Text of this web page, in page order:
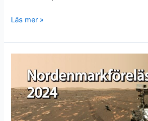
Stipendiutdelning
Nordenmarkföreläsning
under
Astronomdagarna
Läs mer »